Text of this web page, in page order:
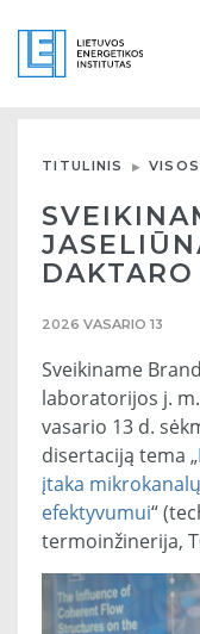
TITULINIS
2026 VASARIO 13
Sveikiname
laboratorijos j.
vasario 13 d.
disertaciją tema „
įtaka
efektyvumui“
termoinžinerija,